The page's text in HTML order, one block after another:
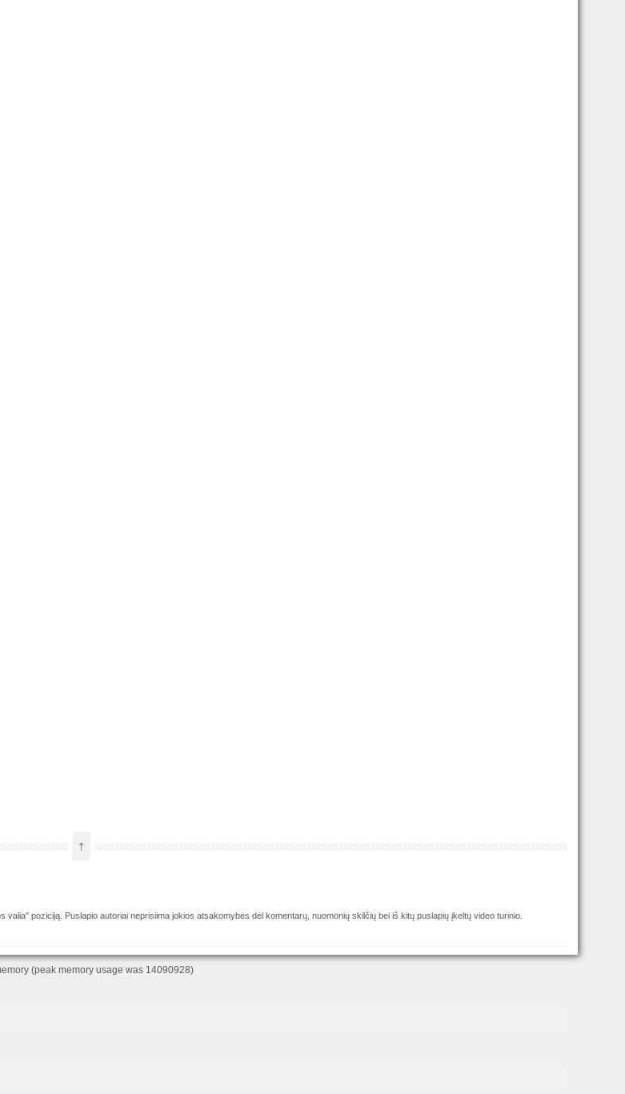
↑
poziciją. Puslapio autoriai neprisiima jokios atsakomybės dėl komentarų, nuomonių skilčių bei iš kitų puslapių įkeltų video turinio.
(peak memory usage was 14090928)